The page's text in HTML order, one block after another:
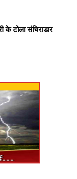
के टोला संचिराडार